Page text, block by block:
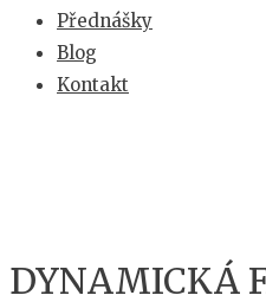
Přednášky
Blog
Kontakt
DYNAMICKÁ